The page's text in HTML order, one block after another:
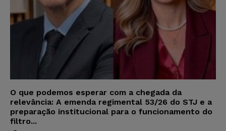
O que podemos esperar com a chegada da
relevância: A emenda regimental 53/26 do STJ e a
preparação institucional para o funcionamento do
filtro...